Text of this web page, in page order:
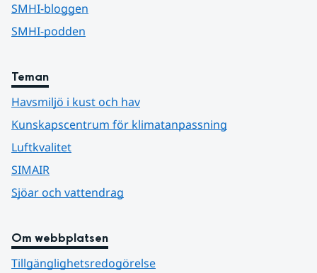
SMHI-bloggen
SMHI-podden
Teman
Havsmiljö i kust och hav
Kunskapscentrum för klimatanpassning
Luftkvalitet
SIMAIR
Sjöar och vattendrag
Om webbplatsen
Tillgänglighetsredogörelse